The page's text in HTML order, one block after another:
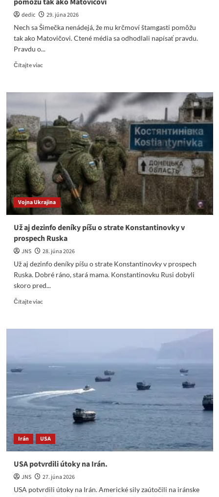
dedic
29. júna 2026
Nech sa Šimečka nenádejá, že mu krčmoví štamgasti pomôžu
tak ako Matovičovi. Ctené média sa odhodlali napísať pravdu.
Pravdu o...
Čítajte viacRead
Nech
sa
nenádejá,
že
mu
krčmoví
štamgasti
pomôžu
tak
ako
Matovičovi
Vojna Ukrajina
Už aj dezinfo deníky píšu o strate Konstantinovky v
prospech Ruska
JNS
28. júna 2026
Už aj dezinfo deníky píšu o strate Konstantinovky v prospech
Ruska. Dobré ráno, stará mama. Konstantinovku Rusi dobyli
skoro pred...
Čítajte viacRead
Už
píšu
Konstantinovky
prospech
Irán USA
USA potvrdili útoky na Irán.
JNS
27. júna 2026
USA potvrdili útoky na Irán. Americké sily zaútočili na iránske